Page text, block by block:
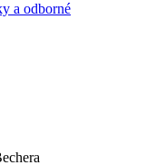
a odborné